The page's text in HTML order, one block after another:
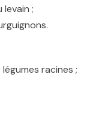
levain ;
racines ;